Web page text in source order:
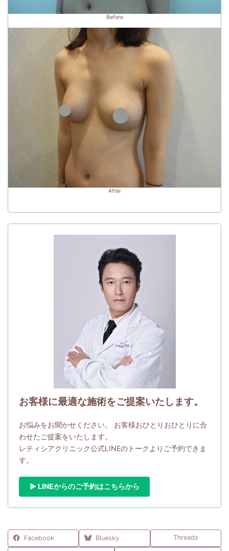
Before
After
お客様に最適な施術をご提案いたします。
お悩みをお聞かせください。 お客様おひとりおひとりに合
わせたご提案をいたします。
レティシアクリニック公式LINEのトークよりご予約できま
す。
▶ LINEからのご予約はこちらから
Facebook Bluesky Threads